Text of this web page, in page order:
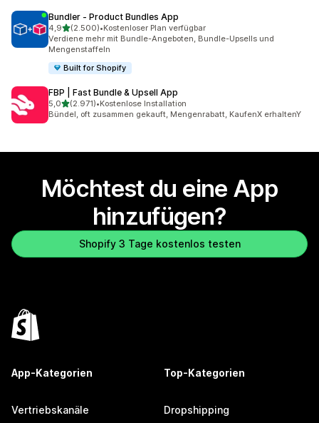
Bundler ‑ Product Bundles App
4,9von 5 Sternen
(2.500)
2500 Rezensionen insgesamt
•Kostenloser Plan verfügbar
Verdiene mehr mit Bundle-Angeboten, Bundle-Upsells und
Mengenstaffeln
Built for Shopify
FBP | Fast Bundle & Upsell App
5,0von 5 Sternen
(2.971)
2971 Rezensionen insgesamt
•Kostenlose Installation
Bündel, oft zusammen gekauft, Mengenrabatt, KaufenX erhaltenY
Möchtest du eine App
hinzufügen?
Shopify 3 Tage kostenlos testen
App-Kategorien
Vertriebskanäle
Top-Kategorien
Dropshipping